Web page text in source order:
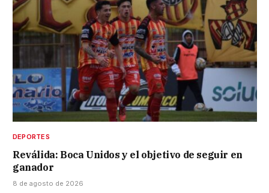
DEPORTES
Reválida: Boca Unidos y el objetivo de seguir en
ganador
8 de agosto de 2026